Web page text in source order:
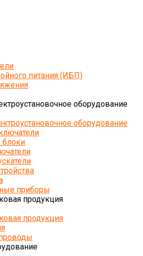
питания (ИБП)
оборудование
оборудование
приборы
продукция
продукция